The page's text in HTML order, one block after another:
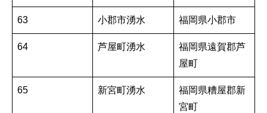
63 小郡市湧水 福岡県小郡市
64 芦屋町湧水
福岡県遠賀郡芦
屋町
65 新宮町湧水
福岡県糟屋郡新
宮町